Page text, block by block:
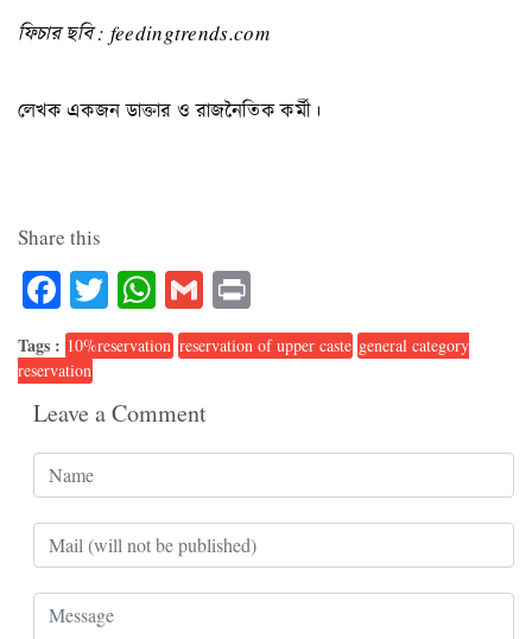
ফিচার ছবি : feedingtrends.com
লেখক একজন ডাক্তার ও রাজনৈতিক কর্মী।
Share this
Facebook
TwitterWhatsApp
Gmail
Tags : 10%reservation reservation of upper caste general category
reservation
Leave a Comment